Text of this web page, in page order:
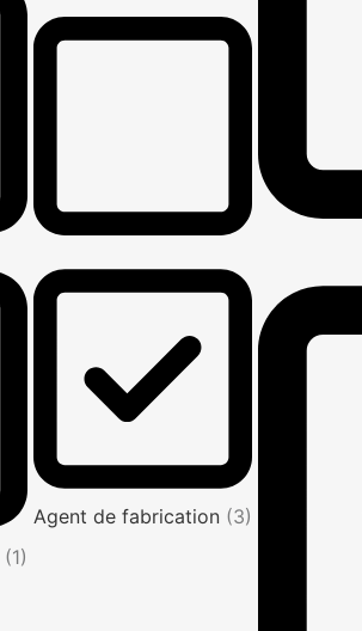
(1)
Agent de fabrication (3)